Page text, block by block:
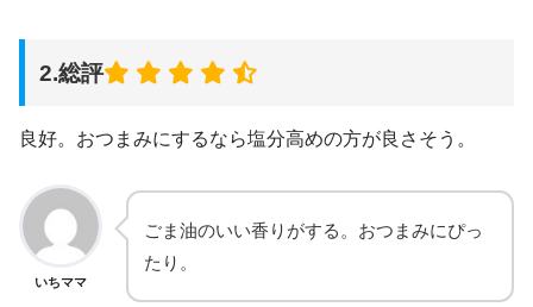
2.総評
良好。おつまみにするなら塩分高めの方が良さそう。
いちママ
ごま油のいい香りがする。おつまみにぴっ
たり。